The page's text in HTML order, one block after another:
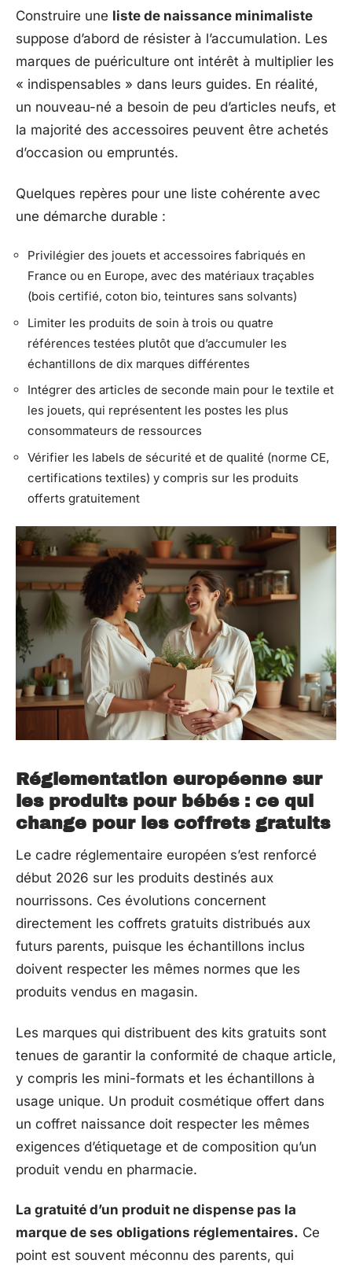
Construire une liste de naissance minimaliste
suppose d’abord de résister à l’accumulation. Les
marques de puériculture ont intérêt à multiplier les
« indispensables » dans leurs guides. En réalité,
un nouveau-né a besoin de peu d’articles neufs, et
la majorité des accessoires peuvent être achetés
d’occasion ou empruntés.
Quelques repères pour une liste cohérente avec
une démarche durable :
Privilégier des jouets et accessoires fabriqués en
France ou en Europe, avec des matériaux traçables
(bois certifié, coton bio, teintures sans solvants)
Limiter les produits de soin à trois ou quatre
références testées plutôt que d’accumuler les
échantillons de dix marques différentes
Intégrer des articles de seconde main pour le textile et
les jouets, qui représentent les postes les plus
consommateurs de ressources
Vérifier les labels de sécurité et de qualité (norme CE,
certifications textiles) y compris sur les produits
offerts gratuitement
Réglementation européenne sur
les produits pour bébés : ce qui
change pour les coffrets gratuits
Le cadre réglementaire européen s’est renforcé
début 2026 sur les produits destinés aux
nourrissons. Ces évolutions concernent
directement les coffrets gratuits distribués aux
futurs parents, puisque les échantillons inclus
doivent respecter les mêmes normes que les
produits vendus en magasin.
Les marques qui distribuent des kits gratuits sont
tenues de garantir la conformité de chaque article,
y compris les mini-formats et les échantillons à
usage unique. Un produit cosmétique offert dans
un coffret naissance doit respecter les mêmes
exigences d’étiquetage et de composition qu’un
produit vendu en pharmacie.
La gratuité d’un produit ne dispense pas la
marque de ses obligations réglementaires. Ce
point est souvent méconnu des parents, qui